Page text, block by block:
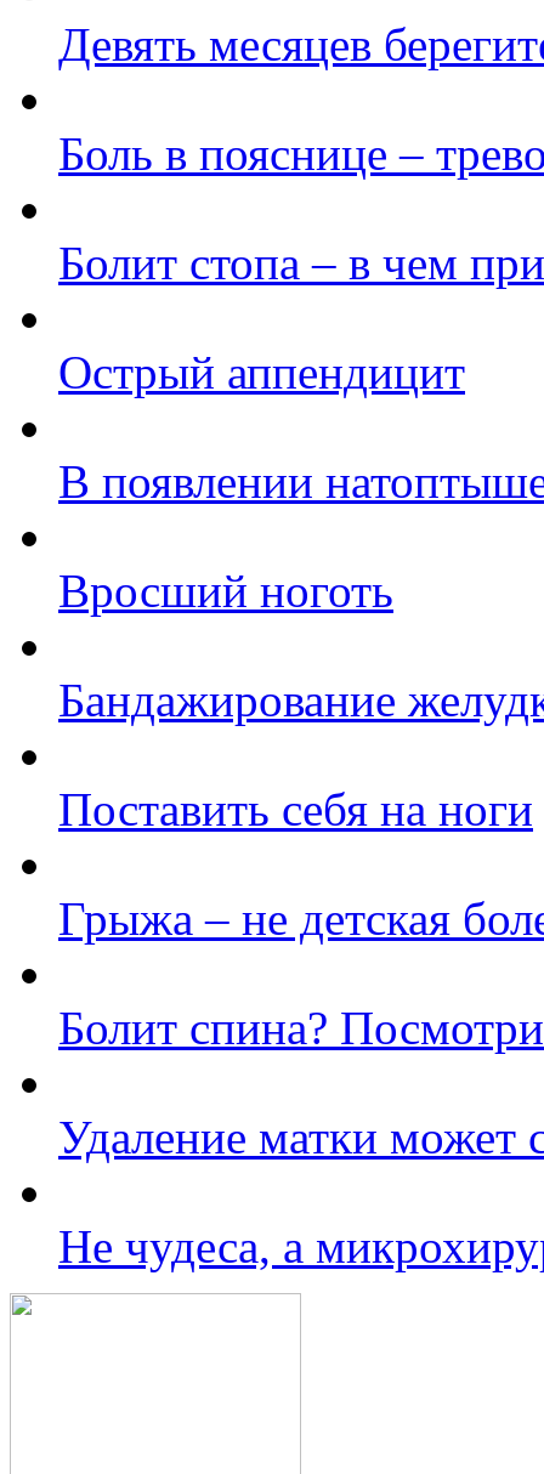
Девять месяцев
Боль в пояснице –
Болит стопа – в чем
Острый аппендицит
В появлении
Вросший ноготь
Бандажирование
Поставить себя на ноги
Грыжа – не детская
Болит спина?
Удаление матки может
Не чудеса, а